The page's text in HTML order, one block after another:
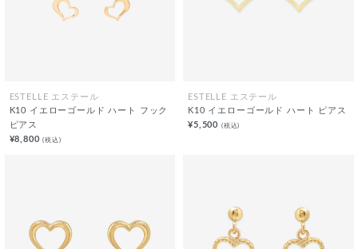
ESTELLE エステール
K10 イエローゴールド ハート フック
ピアス
¥8,800(税込)
ESTELLE エステール
K10 イエローゴールド ハート ピアス
¥5,500 (税込)